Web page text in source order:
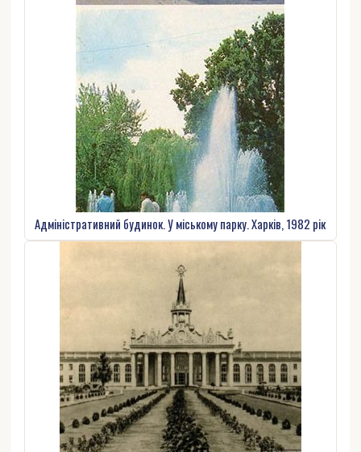
Адміністративний будинок. У міському парку. Харків, 1982 рік